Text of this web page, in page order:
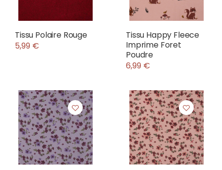
Tissu Polaire Rouge
5,99 €
Tissu Happy Fleece
Imprime Foret
Poudre
6,99 €